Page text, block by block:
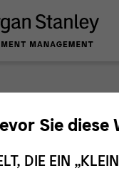
Sie diese
DIE EIN